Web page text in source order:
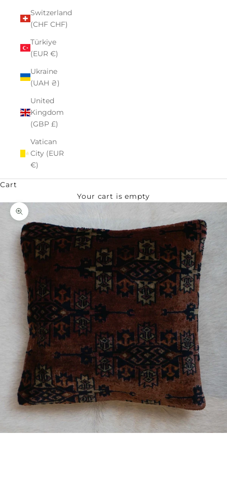
Switzerland
(CHF CHF)
Türkiye
(EUR €)
Ukraine
(UAH ₴)
United
Kingdom
(GBP £)
Vatican
City (EUR
€)
Cart
Your cart is empty
Zoom picture